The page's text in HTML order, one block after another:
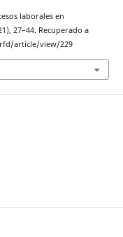
laborales en
27–44. Recuperado a
article/view/229